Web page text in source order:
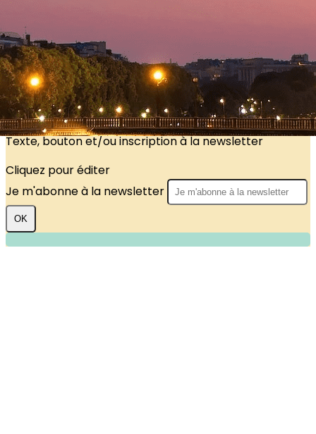
?>
Images de la page d'accueil
Cliquez pour éditer
Texte, bouton et/ou inscription à la newsletter
Cliquez pour éditer
Je m'abonne à la newsletter
OK